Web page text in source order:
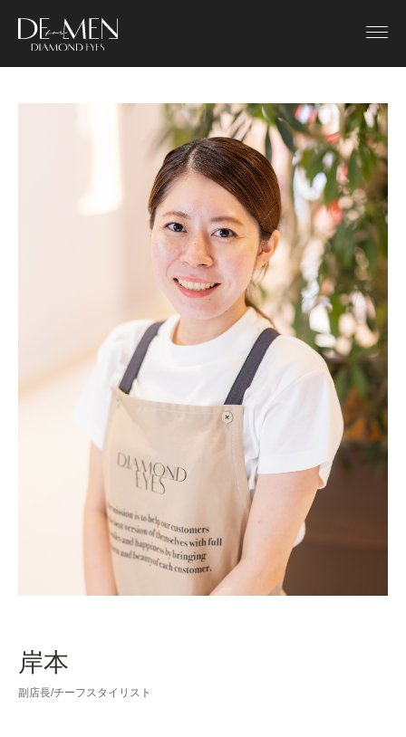
岸本
副店長/チーフスタイリスト